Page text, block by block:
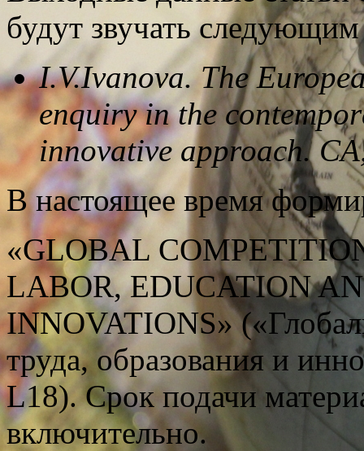
будут звучать
I.V.Ivanova. The
enquiry in the
innovative approach.
В настоящее время
«GLOBAL
LABOR, EDUCATION
INNOVATIONS»
труда, образования и
L18). Срок подачи
включительно.